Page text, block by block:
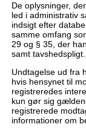
De oplysninger,
led i administrativ
indsigt efter
samme omfang
29 og § 35, der
samt
Undtagelse ud fra
hvis hensynet til
registreredes
kun gør sig
registrerede
informationer om